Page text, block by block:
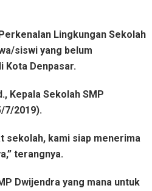
Lingkungan Sekolah
siswi yang belum
Kota Denpasar.
Kepala Sekolah SMP
7/2019).
sekolah, kami siap menerima
terangnya.
Dwijendra yang mana untuk